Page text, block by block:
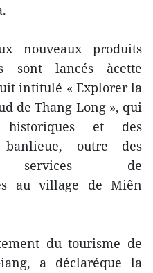
nouveaux produits
sont lancés àcette
intitulé « Explorer la
de Thang Long », qui
et des
banlieue, outre des
de
au village de Miên
du tourisme de
a déclaréque la